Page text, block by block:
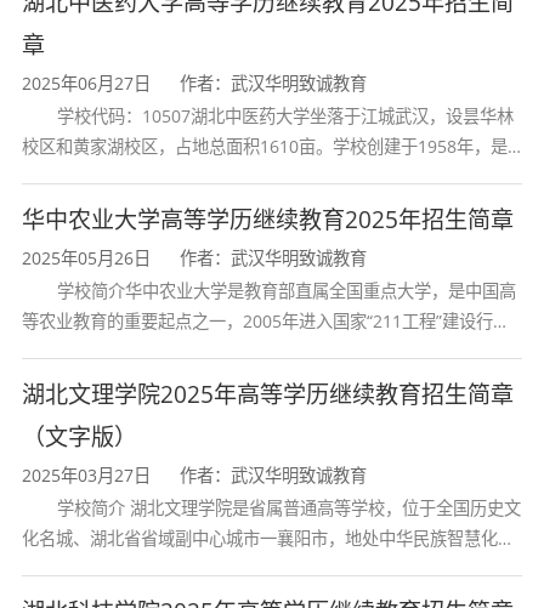
的有机结合，把学生培养成为以行政管理为核
心，掌握管理学理论知识与实践技能，熟悉政治
学、法学和经济学等交叉学科的复合型人才。
理论基础：系统掌握行政管理学、管理学、
政治学、经济学、法学等相关领域的基础理论和
基础知识，了解学科发展动态和理论前沿；
能力，能够熟练撰写各类行政公文和报告；
管理能力：掌握领导决策、组织协调、沟通
交流等方面的系统知识和基本能力；
政策分析能力：熟悉我国有关法律法规、方
章
2025年06月27日
作者：武汉华明致诚教育
学校代码：10507湖北中医药大学坐落于江城武汉，设昙华林
校区和黄家湖校区，占地总面积1610亩。学校创建于1958年，是
育和最早开办中医研究
华中农业大学高等学历继续教育2025年招生简章
2025年05月26日
作者：武汉华明致诚教育
学校简介华中农业大学是教育部直属全国重点大学，是中国高
等农业教育的重要起点之一，2005年进入国家“211工程”建设行
首轮“双一流”成效
湖北文理学院2025年高等学历继续教育招生简章
（文字版）
2025年03月27日
作者：武汉华明致诚教育
学校简介 湖北文理学院是省属普通高等学校，位于全国历史文
化名城、湖北省省域副中心城市一襄阳市，地处中华民族智慧化身
学校、全国普通